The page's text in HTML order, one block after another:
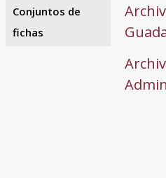
Conjuntos de
fichas